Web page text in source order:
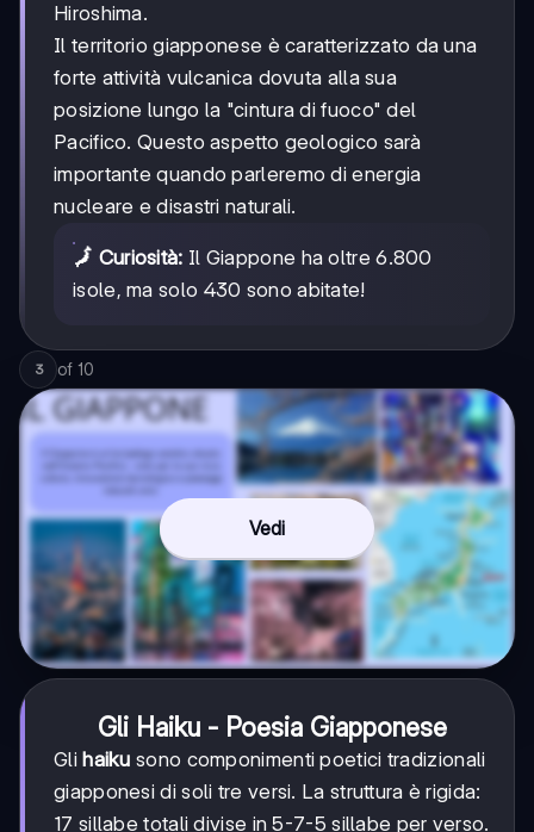
Hiroshima.
Il territorio giapponese è caratterizzato da una
forte attività vulcanica dovuta alla sua
posizione lungo la "cintura di fuoco" del
Pacifico. Questo aspetto geologico sarà
importante quando parleremo di energia
nucleare e disastri naturali.
🗾 Curiosità: Il Giappone ha oltre 6.800
isole, ma solo 430 sono abitate!
3 of 10
Vedi
Gli Haiku - Poesia Giapponese
Glihaiku sono componimenti poetici tradizionali
giapponesi di soli tre versi. La struttura è rigida:
17 sillabe totali divise in 5-7-5 sillabe per verso.